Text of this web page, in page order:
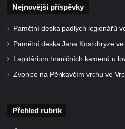
a 30. výročí listopadu 1989 v
Boží muka v parku před domem čp.
Socha vodníka u požární nádrže v
Nejnovější příspěvky
Pamětní deska padlých legionářů
Pamětní deska Jana Kostohryze
Lapidárium hraničních kamenů u
Zvonice na Pěnkavčím vrchu ve
Přehled rubrik